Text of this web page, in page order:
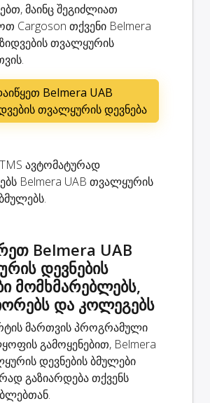
მაინც შეგიძლიათ
Cargoson თქვენი Belmera
თვალყურის
Belmera UAB
თვალყურის დევნება
ავტომატურად
Belmera UAB თვალყურის
Belmera UAB
დევნების
მომხმარებლებს,
და კოლეგებს
მართვის პროგრამული
გამოყენებით, Belmera
დევნების ბმულები
გაზიარდება თქვენს